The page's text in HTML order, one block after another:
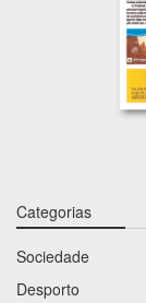
Categorias
Sociedade
Desporto